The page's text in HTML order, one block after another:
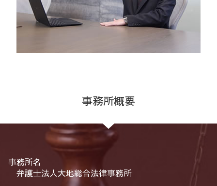
事務所概要
事務所名
弁護士法人大地総合法律事務所